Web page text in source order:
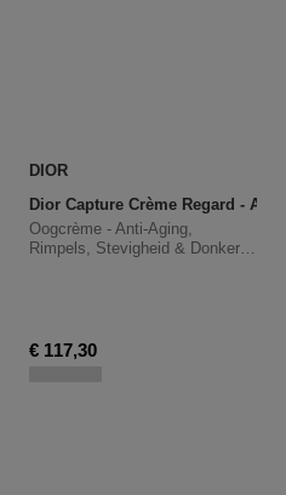
DIOR
Dior Capture Crème Regard -
Oogcrème - Anti-Aging,
Rimpels, Stevigheid & Donkere
€ 117,30